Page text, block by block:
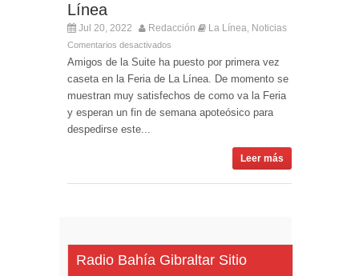
Línea
Jul 20, 2022 Redacción La Línea, Noticias
Comentarios desactivados
Amigos de la Suite ha puesto por primera vez
caseta en la Feria de La Línea. De momento se
muestran muy satisfechos de como va la Feria
y esperan un fin de semana apoteósico para
despedirse este...
Leer más
Radio Bahía Gibraltar Sitio